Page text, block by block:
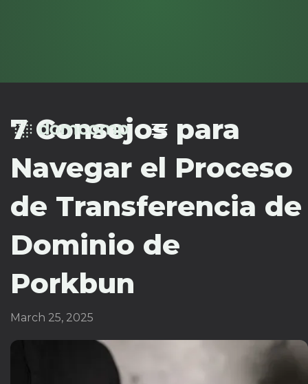
7 Consejos para
Navegar el Proceso
de Transferencia de
Dominio de
Porkbun
March 25, 2025